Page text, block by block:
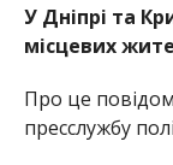
У Дніпрі та
місцевих
Про це
пресслужбу